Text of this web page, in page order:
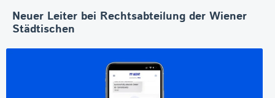
Neuer Leiter bei Rechtsabteilung der Wiener
Städtischen